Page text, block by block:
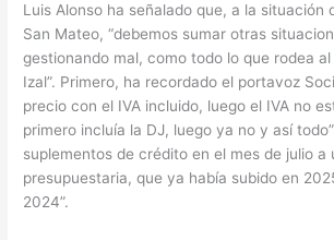
Luis Alonso ha señalado que, a la situación
San Mateo, “debemos sumar otras
gestionando mal, como todo lo que rodea
Izal”. Primero, ha recordado el portavoz
precio con el IVA incluido, luego el IVA no
primero incluía la DJ, luego ya no y así
suplementos de crédito en el mes de julio a
presupuestaria, que ya había subido en
2024”.